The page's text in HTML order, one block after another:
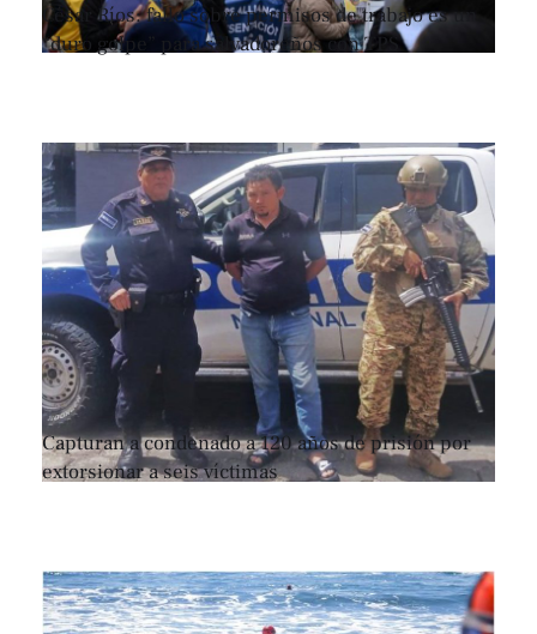
César Ríos: fallo sobre permisos de trabajo es un
“duro golpe” para salvadoreños con TPS
Capturan a condenado a 120 años de prisión por
extorsionar a seis víctimas